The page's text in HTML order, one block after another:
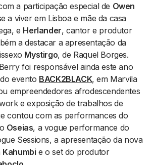
a participação especial de Owen
a viver em Lisboa e mãe da casa
e Herlander, cantor e produtor
a destacar a apresentação da
Mystirgo, de Raquel Borges.
foi responsável ainda este ano
evento BACK2BLACK, em Marvila
empreendedores afrodescendentes
e exposição de trabalhos de
contou com as performances do
Oseias, a vogue performance do
Sessions, a apresentação da nova
Kahumbi e osetdo produtor